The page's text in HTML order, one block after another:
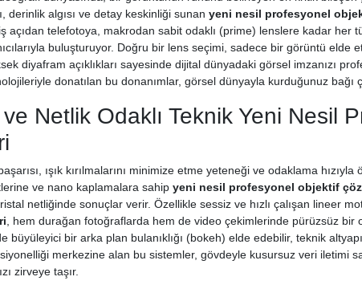
derinlik algısı ve detay keskinliği sunan yeni nesil profesyonel
açıdan telefotoya, makrodan sabit odaklı (prime) lenslere kadar
buluşturuyor. Doğru bir lens seçimi, sadece bir görüntü
diyafram açıklıkları sayesinde dijital dünyadaki görsel imzanızı
donatılan bu donanımlar, görsel dünyayla kurduğunuz bağı
Netlik Odaklı Teknik Yeni Nesil
ışık kırılmalarını minimize etme yeteneği ve odaklama
ve nano kaplamalara sahip yeni nesil profesyonel objektif
netliğinde sonuçlar verir. Özellikle sessiz ve hızlı çalışan lineer
, hem durağan fotoğraflarda hem de video çekimlerinde pürüzsüz
büyüleyici bir arka plan bulanıklığı (bokeh) elde edebilir, teknik
merkezine alan bu sistemler, gövdeyle kusursuz veri iletimi
zirveye taşır.